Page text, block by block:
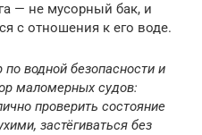
— не мусорный бак, и
с отношения к его воде.
водной безопасности и
маломерных судов:
проверить состояние
застёгиваться без